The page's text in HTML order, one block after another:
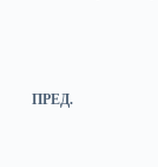
ПРЕД.